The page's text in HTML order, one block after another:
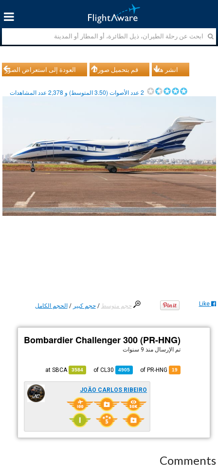
العودة إلى استعراض الصور قم بتحميل صورك انشر هذا
2عدد الأصوات (3.50المتوسط) و 2,378عدد المشاهدات
حجم متوسط /حجم كبير /الحجم الكامل Like
Bombardier Challenger 300 (PR-HNG)
تم الإرسال منذ 9 سنوات
19
4905
CL30
3584
SBCA
JOÃO CARLOS RIBEIRO
Comments